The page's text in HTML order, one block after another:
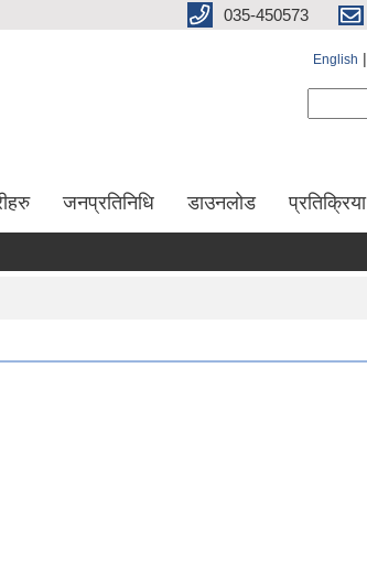
035-450573
English
जनप्रतिनिधि डाउनलोड प्रतिक्रिया